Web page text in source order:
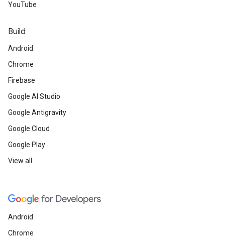
YouTube
Build
Android
Chrome
Firebase
Google AI Studio
Google Antigravity
Google Cloud
Google Play
View all
Android
Chrome